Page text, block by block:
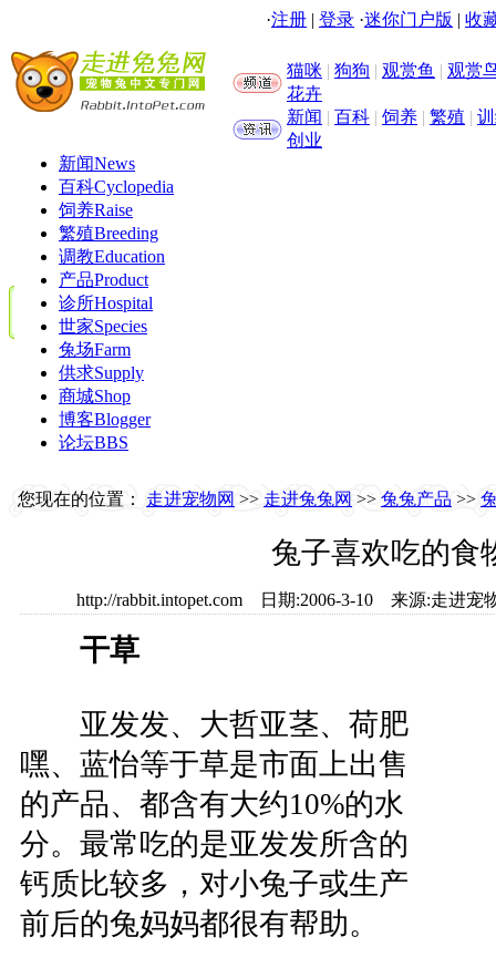
·注册 | 登录 ·迷你门户版 | 收
猫咪 | 狗狗 | 观赏鱼 | 观赏
花卉
新闻 | 百科 | 饲养 | 繁殖 |
创业
新闻News
百科Cyclopedia
饲养Raise
繁殖Breeding
调教Education
产品Product
诊所Hospital
世家Species
兔场Farm
供求Supply
商城Shop
博客Blogger
论坛BBS
您现在的位置： 走进宠物网 >> 走进兔兔网 >> 兔兔产品 >>
兔子喜欢吃的食
http://rabbit.intopet.com 日期:2006-3-10 来源:走进
干草
亚发发、大哲亚茎、荷肥
嘿、蓝怡等于草是市面上出售
的产品、都含有大约10%的水
分。最常吃的是亚发发所含的
钙质比较多，对小兔子或生产
前后的兔妈妈都很有帮助。